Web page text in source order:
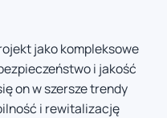
jako kompleksowe
i jakość
on w szersze trendy
i rewitalizację